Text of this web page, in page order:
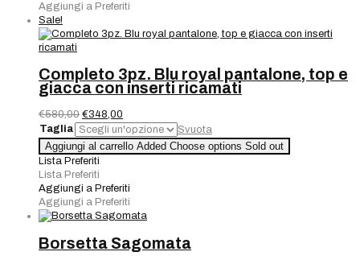
Aggiungi a Preferiti
Sale!
Completo 3pz. Blu royal pantalone, top e
giacca con inserti ricamati
€580,00 Il
prezzo
originale
era:
€580,00.
€348,00
prezzo
attuale
è:
Taglia
Svuota
Completo
3pz.
Blu
royal
pantalone,
top
e
giacca
con
Aggiungi al carrello Added Choose options Sold out
Lista Preferiti
Lista Preferiti
Aggiungi a Preferiti
Aggiungi a Preferiti
Borsetta Sagomata